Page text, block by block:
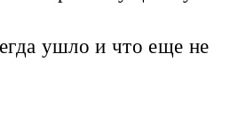
ушло и что еще не